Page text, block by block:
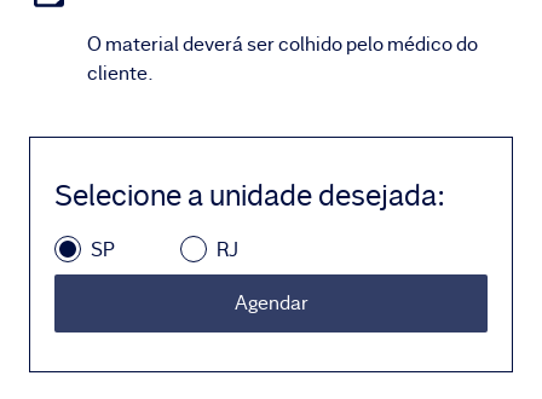
O material deverá ser colhido pelo médico do
cliente.
Selecione a unidade desejada:
SP RJ
Agendar